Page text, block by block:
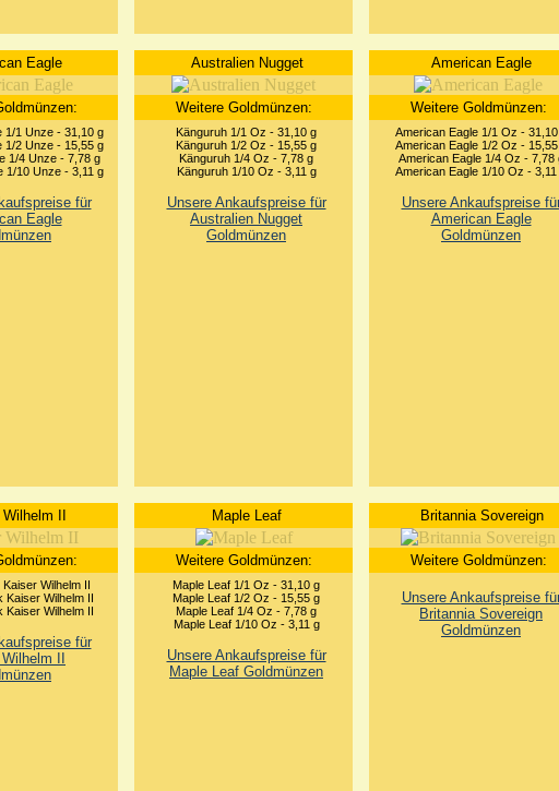
Eagle
1/1 Unze - 31,10 g
1/2 Unze - 15,55 g
1/4 Unze - 7,78 g
1/10 Unze - 3,11 g
für
Eagle
Australien Nugget
Weitere Goldmünzen:
Känguruh 1/1 Oz - 31,10 g
Känguruh 1/2 Oz - 15,55 g
Känguruh 1/4 Oz - 7,78 g
Känguruh 1/10 Oz - 3,11 g
Unsere Ankaufspreise für
Australien Nugget
Goldmünzen
American Eagle
Weitere Goldmünzen:
American Eagle 1/1 Oz -
American Eagle 1/2 Oz -
American Eagle 1/4 Oz - 7,78
American Eagle 1/10 Oz - 3,11
Unsere Ankaufspreise
American Eagle
Goldmünzen
II
Wilhelm II
Kaiser Wilhelm II
Kaiser Wilhelm II
für
II
Maple Leaf
Weitere Goldmünzen:
Maple Leaf 1/1 Oz - 31,10 g
Maple Leaf 1/2 Oz - 15,55 g
Maple Leaf 1/4 Oz - 7,78 g
Maple Leaf 1/10 Oz - 3,11 g
Unsere Ankaufspreise für
Maple Leaf Goldmünzen
Britannia Sovereign
Weitere Goldmünzen:
Unsere Ankaufspreise
Britannia Sovereign
Goldmünzen